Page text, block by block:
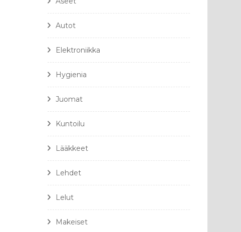
Autot
Elektroniikka
Hygienia
Juomat
Kuntoilu
Lääkkeet
Lehdet
Lelut
Makeiset